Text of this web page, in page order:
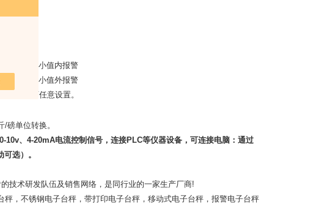
大值和zui小值内报警
大值和zui小值外报警
警范围值可任意设置。
/磅单位转换。
0-10v、 4-20mA电流控制信号，连接PLC等仪器设备，可连接电脑：通过
选）。
技术研发队伍及销售网络，是同行业的一家生产厂商!
，不锈钢电子台秤，带打印电子台秤，移动式电子台秤，报警电子台秤